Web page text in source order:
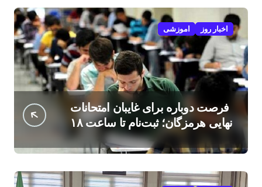
اخبار روز اموزشی
فرصت دوباره برای غایبان امتحانات
نهایی هرمزگان؛ ثبت‌نام تا ساعت ۱۸
امروز